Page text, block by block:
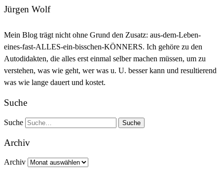
Jürgen Wolf
Mein Blog trägt nicht ohne Grund den Zusatz: aus-dem-Leben-
eines-fast-ALLES-ein-bisschen-KÖNNERS. Ich gehöre zu den
Autodidakten, die alles erst einmal selber machen müssen, um zu
verstehen, was wie geht, wer was u. U. besser kann und resultierend
was wie lange dauert und kostet.
Suche
Suche
Archiv
Archiv